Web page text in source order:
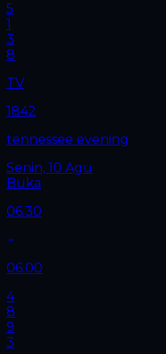
5
1
3
8
TV
1842
tennessee evening
Senin, 10 Agu
Buka
06.30
06.00
4
8
9
3